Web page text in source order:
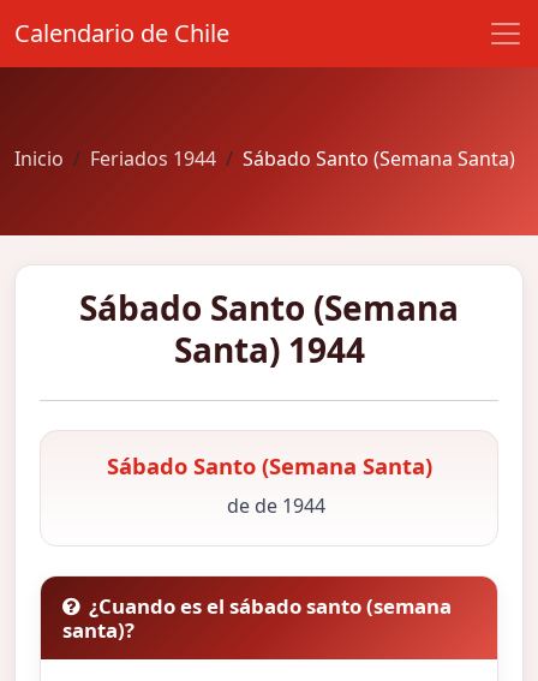
Calendario de Chile
Inicio Feriados 1944 Sábado Santo (Semana Santa)
Sábado Santo (Semana
Santa) 1944
Sábado Santo (Semana Santa)
de de 1944
¿Cuando es el sábado santo (semana
santa)?